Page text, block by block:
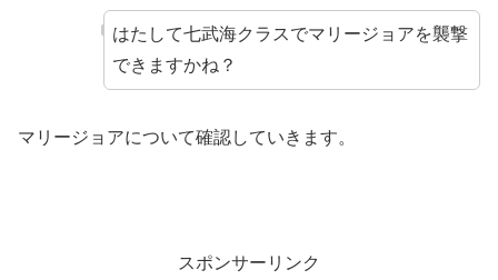
はたして七武海クラスでマリージョアを襲撃
できますかね？
マリージョアについて確認していきます。
スポンサーリンク